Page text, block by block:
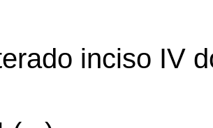
inciso IV